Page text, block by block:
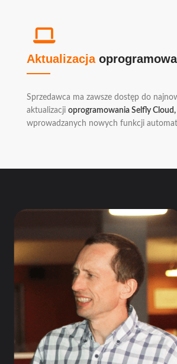
Aktualizacja
Sprzedawca ma zawsze dostęp do
aktualizacji oprogramowania Selfly Cloud,
wprowadzanych nowych funkcji